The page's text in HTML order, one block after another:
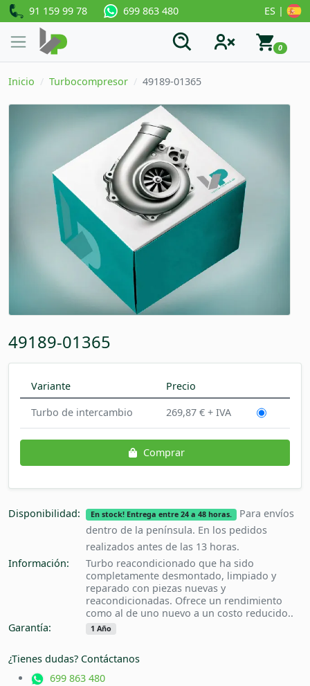
91 159 99 78 699 863 480 ES |
0
Inicio Turbocompresor 49189-01365
49189-01365
Variante
Precio
Turbo de intercambio
269,87 € + IVA
Comprar
Disponibilidad: En stock! Entrega entre 24 a 48 horas.
Para envíos
dentro de la península. En los pedidos
realizados antes de las 13 horas.
Información:
Turbo reacondicionado que ha sido
completamente desmontado, limpiado y
reparado con piezas nuevas y
reacondicionadas. Ofrece un rendimiento
como al de uno nuevo a un costo reducido..
Garantía:
1 Año
¿Tienes dudas? Contáctanos
699 863 480